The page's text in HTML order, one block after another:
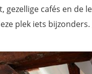
cafés en de
plek iets bijzonders.